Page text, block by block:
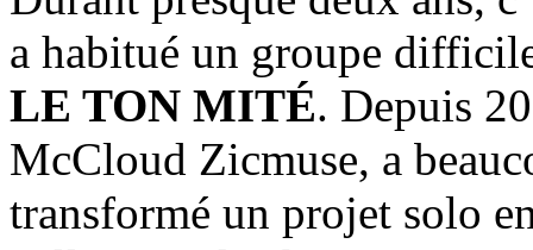
a habitué un groupe
LE TON MITÉ. Depuis
McCloud Zicmuse, a
transformé un projet solo